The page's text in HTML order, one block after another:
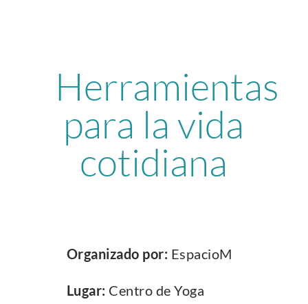
Herramientas
para la vida
cotidiana
Organizado por: EspacioM
Lugar: Centro de Yoga